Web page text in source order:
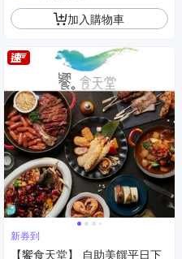
加入購物車
新券到
【饗食天堂】 自助美饌平日下